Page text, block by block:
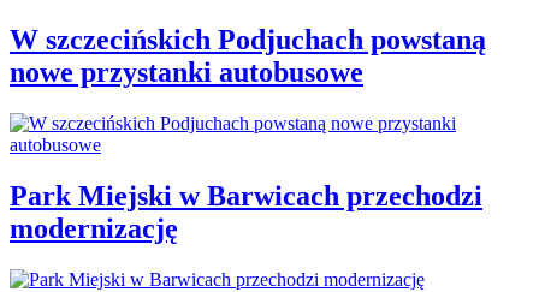
W szczecińskich Podjuchach powstaną
nowe przystanki autobusowe
Park Miejski w Barwicach przechodzi
modernizację